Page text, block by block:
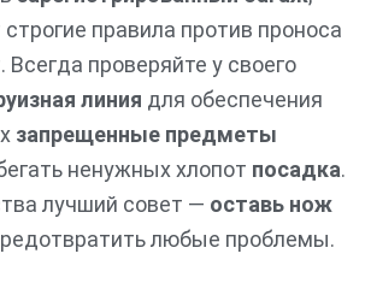
правила против проноса
Всегда проверяйте у своего
линия для обеспечения
запрещенные предметы
ненужных хлопот посадка.
лучший совет — оставь нож
любые проблемы.